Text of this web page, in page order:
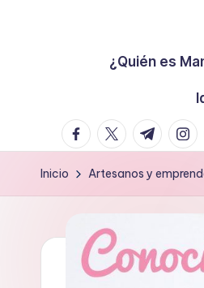
no
morir
en
intento
¿Quién es
facebook.com
twitter.com
t.me
Inicio Artesanos y